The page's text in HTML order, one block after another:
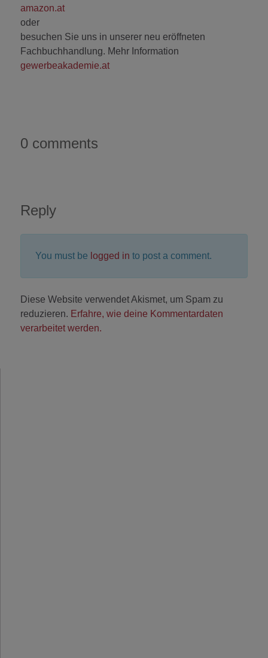
amazon.at
oder
besuchen Sie uns in unserer neu eröffneten
Fachbuchhandlung. Mehr Information
gewerbeakademie.at
0 comments
Reply
You must be logged in to post a comment.
Diese Website verwendet Akismet, um Spam zu
reduzieren. Erfahre, wie deine Kommentardaten
verarbeitet werden.